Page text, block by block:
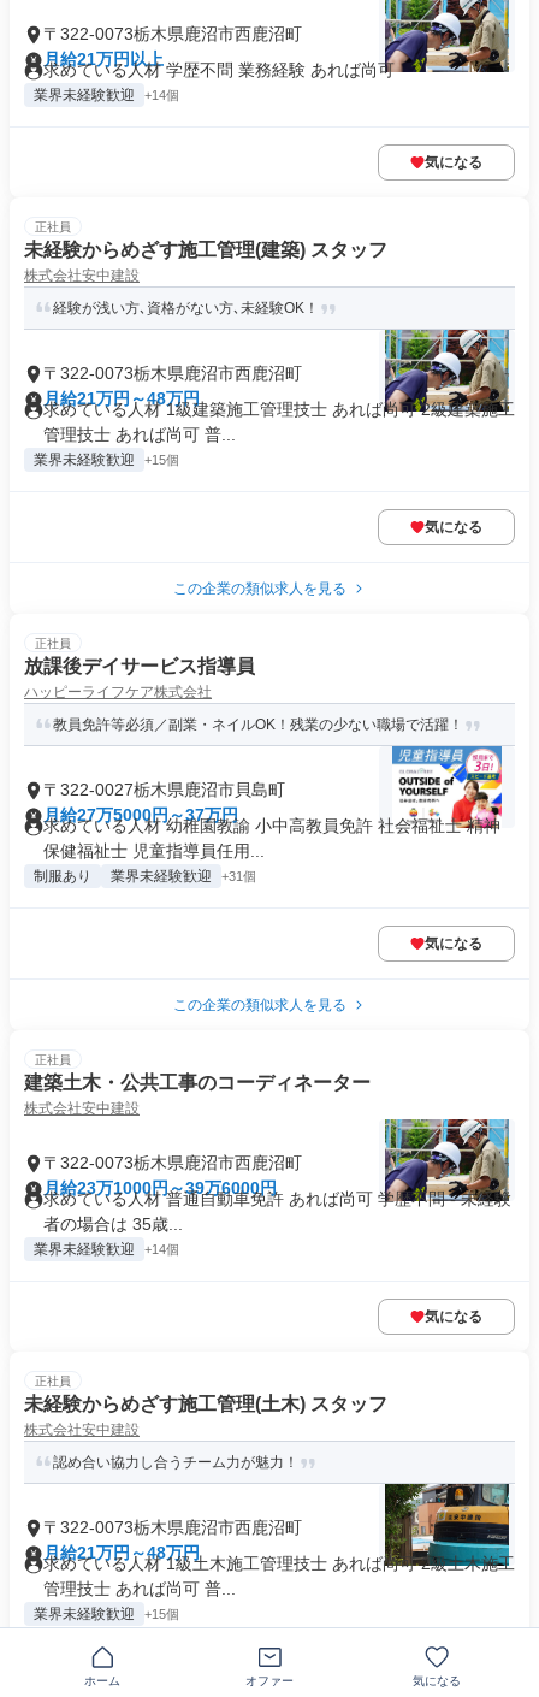
〒322-0073栃木県鹿沼市西鹿沼町
月給21万円以上
求めている人材 学歴不問 業務経験 あれば尚可
業界未経験歓迎 +14個
気になる
正社員
未経験からめざす施工管理(建築) スタッフ
株式会社安中建設
経験が浅い方､資格がない方､未経験OK！
〒322-0073栃木県鹿沼市西鹿沼町
月給21万円～48万円
求めている人材 1級建築施工管理技士 あれば尚可 2級建築施工
管理技士 あれば尚可 普...
業界未経験歓迎 +15個
気になる
この企業の類似求人を見る
正社員
放課後デイサービス指導員
ハッピーライフケア株式会社
教員免許等必須／副業・ネイルOK！残業の少ない職場で活躍！
〒322-0027栃木県鹿沼市貝島町
月給27万5000円～37万円
求めている人材 幼稚園教諭 小中高教員免許 社会福祉士 精神
保健福祉士 児童指導員任用...
制服あり 業界未経験歓迎 +31個
気になる
この企業の類似求人を見る
正社員
建築土木・公共工事のコーディネーター
株式会社安中建設
〒322-0073栃木県鹿沼市西鹿沼町
月給23万1000円～39万6000円
求めている人材 普通自動車免許 あれば尚可 学歴不問 - 未経験
者の場合は 35歳...
業界未経験歓迎 +14個
気になる
正社員
未経験からめざす施工管理(土木) スタッフ
株式会社安中建設
認め合い協力し合うチーム力が魅力！
〒322-0073栃木県鹿沼市西鹿沼町
月給21万円～48万円
求めている人材 1級土木施工管理技士 あれば尚可 2級土木施工
管理技士 あれば尚可 普...
業界未経験歓迎 +15個
気になる
ホーム オファー 気になる